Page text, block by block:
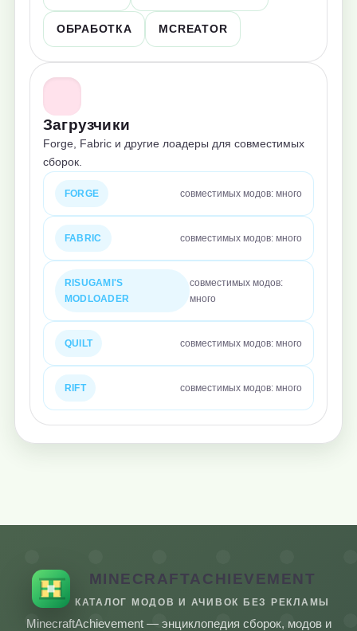
ОБРАБОТКА MCREATOR
Загрузчики
Forge, Fabric и другие лоадеры для совместимых
сборок.
FORGE совместимых модов: много
FABRIC совместимых модов: много
RISUGAMI'S
MODLOADER
совместимых модов:
много
QUILT совместимых модов: много
RIFT совместимых модов: много
MINECRAFTACHIEVEMENT
КАТАЛОГ МОДОВ И АЧИВОК БЕЗ РЕКЛАМЫ
MinecraftAchievement — энциклопедия сборок, модов и